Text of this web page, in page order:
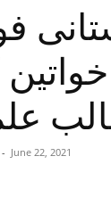
علم
- June 22, 2021